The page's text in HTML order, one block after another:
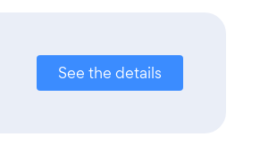
See the details